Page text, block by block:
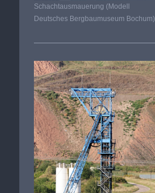
Schachtausmauerung (Modell
Deutsches Bergbaumuseum Bochum)